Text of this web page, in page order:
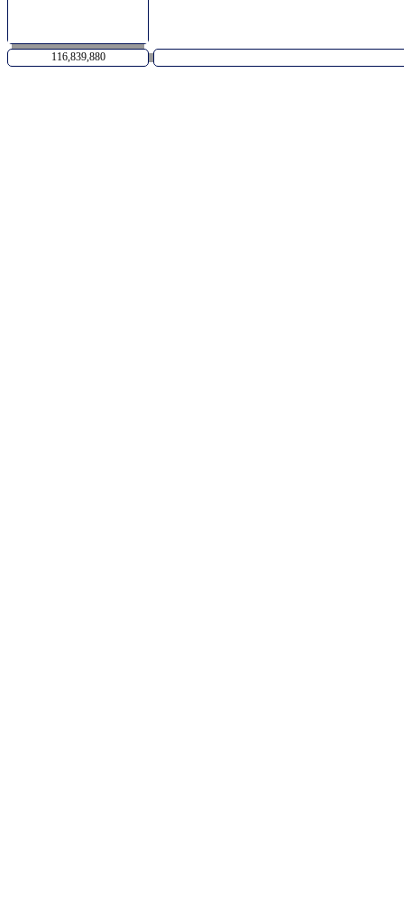
116,839,880